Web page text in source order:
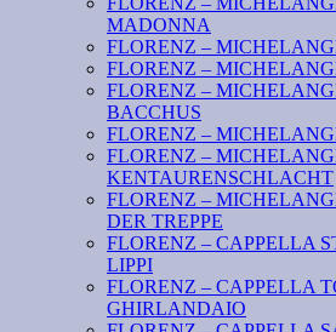
MADONNA
FLORENZ –
FLORENZ –
FLORENZ –
BACCHUS
FLORENZ –
FLORENZ –
KENTAURENSCHLACHT
FLORENZ –
DER TREPPE
FLORENZ – CAPPELLA
LIPPI
FLORENZ – CAPPELLA
GHIRLANDAIO